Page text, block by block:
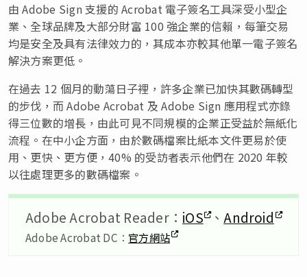
由 Adobe Sign 支援的 Acrobat 電子簽名工具深受小型企
業、全球品牌及大部分財富 100 強企業的信賴，每筆交易
均是安全及具有法律效力的，其成本亦較其他單一電子簽名
解決方案更低。
在過去 12 個月的動蕩日子裡，許多企業已加快其數碼轉型
的步伐，而 Adobe Acrobat 及 Adobe Sign 應用程式亦錄
得三位數的增長，由此可見不同規模的企業正受益於無紙化
流程。在中小企方面，由於數碼檔案比紙本文件更易於使
用、更快、更方便，40% 的受訪者表示他們在 2020 年較
以往處理更多的數碼檔案。
Adobe Acrobat Reader： iOS 、Android
Adobe Acrobat DC： 官方網站